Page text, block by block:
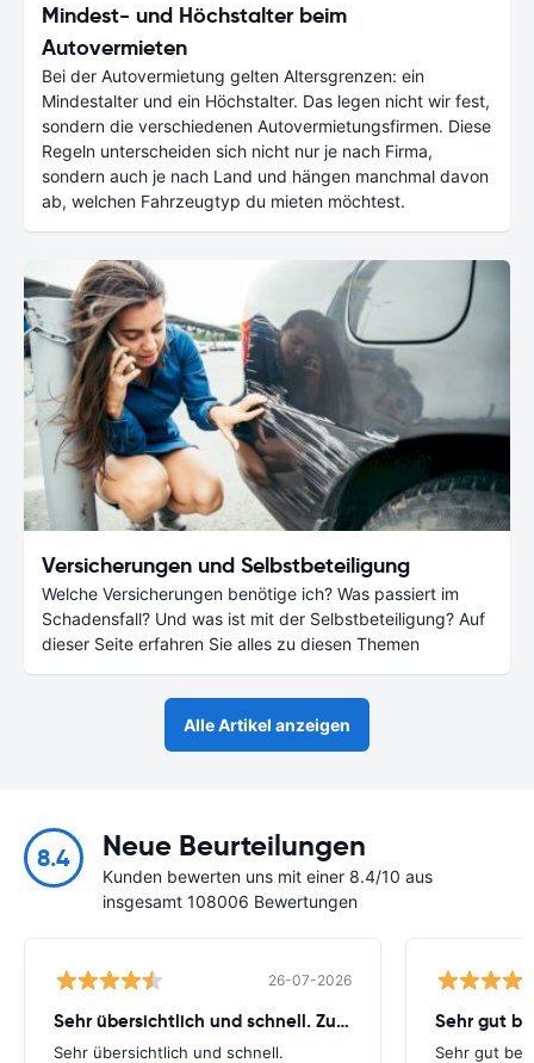
Mindest- und Höchstalter beim
Autovermieten
Bei der Autovermietung gelten Altersgrenzen: ein
Mindestalter und ein Höchstalter. Das legen nicht wir fest,
sondern die verschiedenen Autovermietungsfirmen. Diese
Regeln unterscheiden sich nicht nur je nach Firma,
sondern auch je nach Land und hängen manchmal davon
ab, welchen Fahrzeugtyp du mieten möchtest.
Versicherungen und Selbstbeteiligung
Welche Versicherungen benötige ich? Was passiert im
Schadensfall? Und was ist mit der Selbstbeteiligung? Auf
dieser Seite erfahren Sie alles zu diesen Themen
Alle Artikel anzeigen
8.4 Neue Beurteilungen
Kunden bewerten uns mit einer 8.4/10 aus
insgesamt 108006 Bewertungen
26-07-2026
Sehr übersichtlich und schnell. Zusatzversicherung
Sehr übersichtlich und schnell.
Sehr gut
Sehr gut bei